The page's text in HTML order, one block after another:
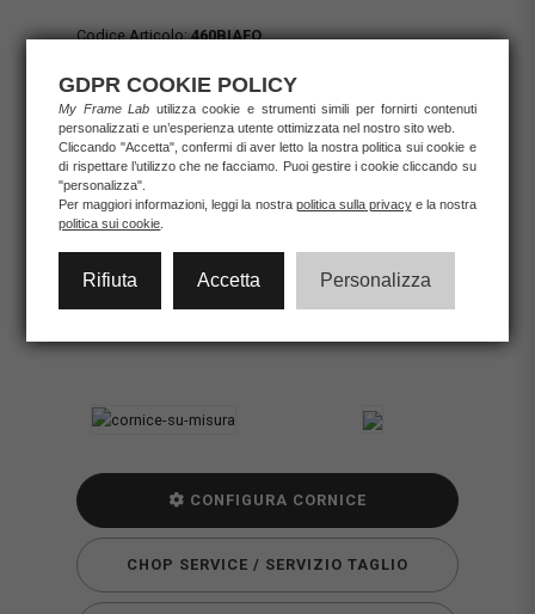
Codice Articolo:460BIAFO
Colore Base:BIANCO
Finitura:OPACA
Materiale:AYOUS
Gancetti:inclusi su entrambi i lati
Larghezza profilo:
Altezza profilo:
Limite Max: 80,0x120,0 cm.
CONFIGURA CORNICE
CHOP SERVICE / SERVIZIO TAGLIO
GDPR COOKIE POLICY
My Frame Lab utilizza cookie e strumenti simili per fornirti contenuti
personalizzati e un’esperienza utente ottimizzata nel nostro sito web.
Cliccando "Accetta", confermi di aver letto la nostra politica sui cookie e
di rispettare l’utilizzo che ne facciamo. Puoi gestire i cookie cliccando su
"personalizza".
Per maggiori informazioni, leggi la nostra politica sulla privacye la nostra
politica sui cookie
Rifiuta Accetta Personalizza